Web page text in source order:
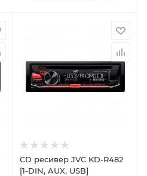
CD ресивер JVC KD-R482
[1-DIN, AUX, USB]